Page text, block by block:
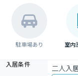
駐車場あり 室内
入居条件 二人入